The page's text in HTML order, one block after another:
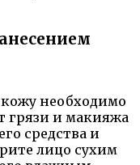
необходимо
грязи и макияжа
средства и
лицо сухим